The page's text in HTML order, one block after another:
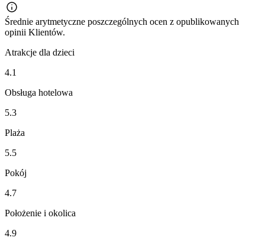
Średnie arytmetyczne poszczególnych ocen z opublikowanych
opinii Klientów.
Atrakcje dla dzieci
4.1
Obsługa hotelowa
5.3
Plaża
5.5
Pokój
4.7
Położenie i okolica
4.9